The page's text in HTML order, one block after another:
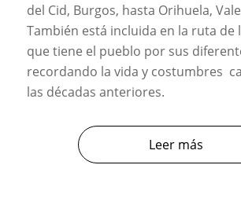
del Cid, Burgos, hasta Orihuela,
También está incluida en la ruta de
que tiene el pueblo por sus
recordando la vida y costumbres
las décadas anteriores.
Leer más